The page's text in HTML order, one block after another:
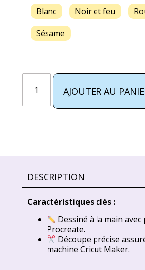
Blanc Noir et feu
Sésame
AJOUTER AU
DESCRIPTION
Caractéristiques clés :
Dessiné à la main
Procreate.
Découpe précise
machine Cricut Maker.